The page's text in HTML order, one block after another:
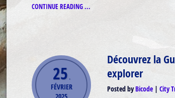
CONTINUE READING ...
25.
FÉVRIER
Découvrez la
explorer
Posted byBicode City